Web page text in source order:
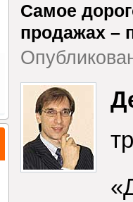
Самое
продажах –